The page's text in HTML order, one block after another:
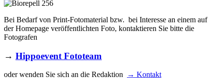
Bei Bedarf von Print-Fotomaterial bzw. bei Interesse an einem auf
der Homepage veröffentlichten Foto, kontaktieren Sie bitte die
Fotografen
→ Hippoevent Fototeam
oder wenden Sie sich an die Redaktion → Kontakt